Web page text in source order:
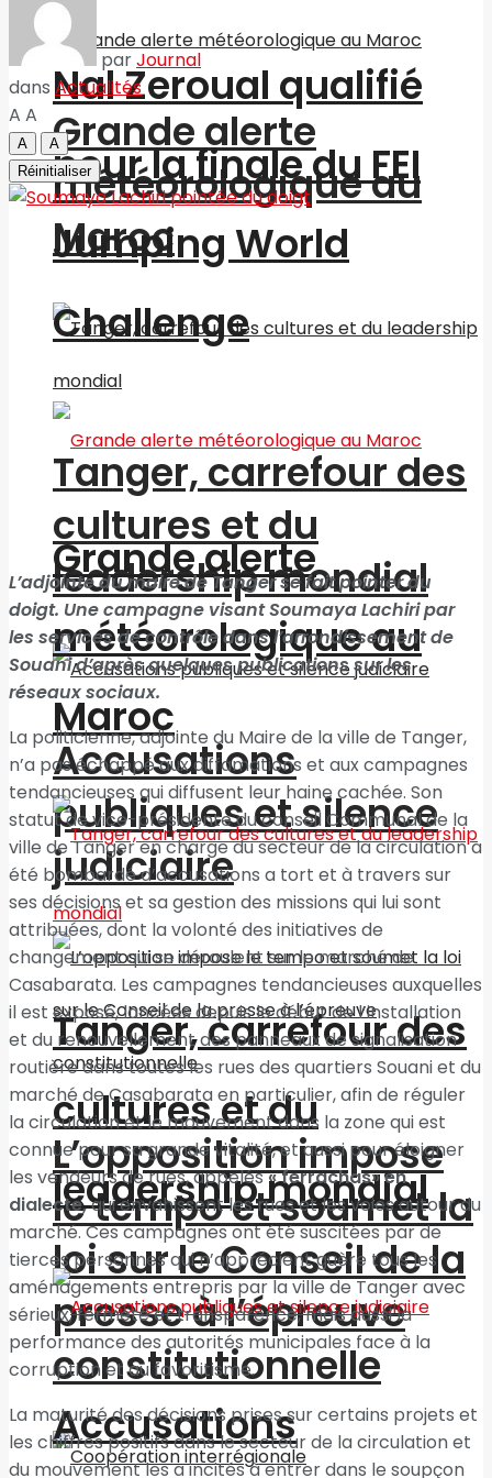
Grande alerte
météorologique au
Maroc
Tanger, carrefour des
cultures et du
leadership mondial
Accusations
publiques et silence
judiciaire
L’opposition impose
le tempo et soumet la
loi sur le Conseil de la
presse à l’épreuve
constitutionnelle
Nal Zeroual qualifié
pour la finale du FEI
Jumping World
Challenge
Grande alerte
météorologique au
Maroc
Tanger, carrefour des
cultures et du
leadership mondial
Accusations
parJournal
dans Actualités
A A
A
A
Réinitialiser
L’adjointe du maire de Tanger se fait pointer du
doigt. Une campagne visant Soumaya Lachiri par
les services de contrôle dans l’arrondissement de
Souani d’après quelques publications sur les
réseaux sociaux.
La politicienne, adjointe du Maire de la ville de Tanger,
n’a pas échappé aux diffamations et aux campagnes
tendancieuses qui diffusent leur haine cachée. Son
statut de vice-présidente du conseil Communal de la
ville de Tanger en charge du secteur de la circulation a
été bombardé d’accusations a tort et à travers sur
ses décisions et sa gestion des missions qui lui sont
attribuées, dont la volonté des initiatives de
changement qui se déroulent sur le marché de
Casabarata. Les campagnes tendancieuses auxquelles
il est exposé, lancées depuis le début de l’installation
et du renouvellement des panneaux de signalisation
routière dans toutes les rues des quartiers Souani et du
marché de Casabarata en particulier, afin de réguler
la circulation et le mouvement dans la zone qui est
connue pour sa grande vitalité, et aussi pour éloigner
les vendeurs de rues, appelés« ferrachas» en
dialecte,qui envahissent les rues et les voies autour du
marché. Ces campagnes ont été suscitées par de
tierces personnes qui n’apprécient guère tous les
aménagements entrepris par la ville de Tanger avec
sérieux, fermeté et transparence, mais aussi la
performance des autorités municipales face à la
corruption et au favoritisme.
La maturité des décisions prises sur certains projets et
les chiffres positifs dans le secteur de la circulation et
du mouvement les a incités à entrer dans le soupçon